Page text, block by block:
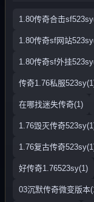
1.80传奇合击
1.80传奇sf网站
1.80传奇sf外挂
传奇1.76私服
在哪找迷失传奇(1)
1.76毁灭传奇
1.76复古传奇
好传奇1.76523sy(1)
03沉默传奇微变版本